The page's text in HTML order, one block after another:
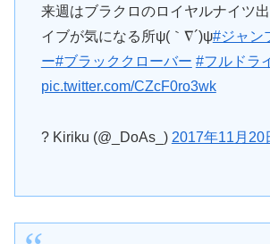
来週はブラクロのロイヤルナイツ
イブが気になる所ψ(｀∇´)ψ#ジャン
ー#ブラッククローバー #フルドラ
pic.twitter.com/CZcF0ro3wk
? Kiriku (@_DoAs_) 2017年11月20